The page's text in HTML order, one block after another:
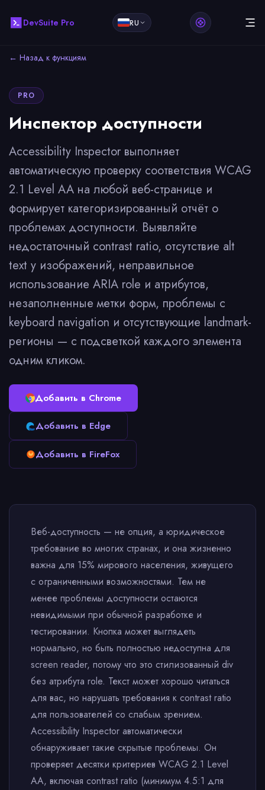
DevSuite Pro RU
← Назад к функциям
PRO
Инспектор доступности
Accessibility Inspector выполняет
автоматическую проверку соответствия WCAG
2.1 Level AA на любой веб-странице и
формирует категоризированный отчёт о
проблемах доступности. Выявляйте
недостаточный contrast ratio, отсутствие alt
text у изображений, неправильное
использование ARIA role и атрибутов,
незаполненные метки форм, проблемы с
keyboard navigation и отсутствующие landmark-
регионы — с подсветкой каждого элемента
одним кликом.
Добавить в Chrome
Добавить в Edge
Добавить в FireFox
Веб-доступность — не опция, а юридическое
требование во многих странах, и она жизненно
важна для 15% мирового населения, живущего
с ограниченными возможностями. Тем не
менее проблемы доступности остаются
невидимыми при обычной разработке и
тестировании. Кнопка может выглядеть
нормально, но быть полностью недоступна для
screen reader, потому что это стилизованный div
без атрибута role. Текст может хорошо читаться
для вас, но нарушать требования к contrast ratio
для пользователей со слабым зрением.
Accessibility Inspector автоматически
обнаруживает такие скрытые проблемы. Он
проверяет десятки критериев WCAG 2.1 Level
AA, включая contrast ratio (минимум 4.5:1 для